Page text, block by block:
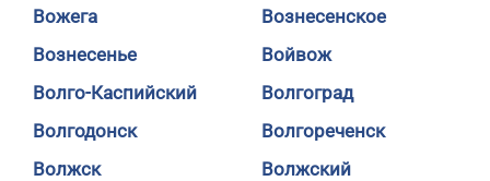
Вожега
Вознесенское
Вознесенье
Войвож
Волго-Каспийский
Волгоград
Волгодонск
Волгореченск
Волжск
Волжский